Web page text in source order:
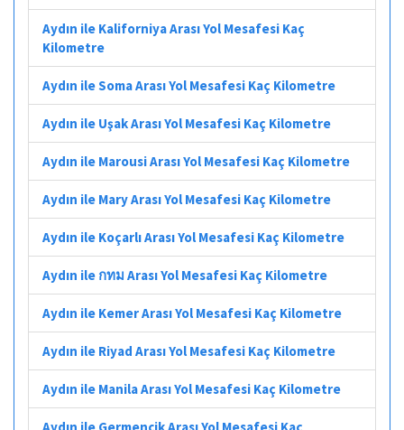
Aydın ile Kaliforniya Arası Yol Mesafesi Kaç
Kilometre
Aydın ile Soma Arası Yol Mesafesi Kaç Kilometre
Aydın ile Uşak Arası Yol Mesafesi Kaç Kilometre
Aydın ile Marousi Arası Yol Mesafesi Kaç Kilometre
Aydın ile Mary Arası Yol Mesafesi Kaç Kilometre
Aydın ile Koçarlı Arası Yol Mesafesi Kaç Kilometre
Aydın ile กทม Arası Yol Mesafesi Kaç Kilometre
Aydın ile Kemer Arası Yol Mesafesi Kaç Kilometre
Aydın ile Riyad Arası Yol Mesafesi Kaç Kilometre
Aydın ile Manila Arası Yol Mesafesi Kaç Kilometre